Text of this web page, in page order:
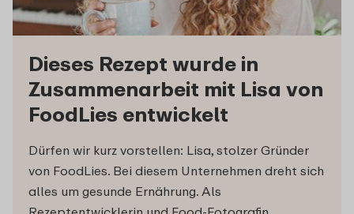
Dieses Rezept wurde in
Zusammenarbeit mit Lisa von
FoodLies entwickelt
Dürfen wir kurz vorstellen: Lisa, stolzer Gründer
von FoodLies. Bei diesem Unternehmen dreht sich
alles um gesunde Ernährung. Als